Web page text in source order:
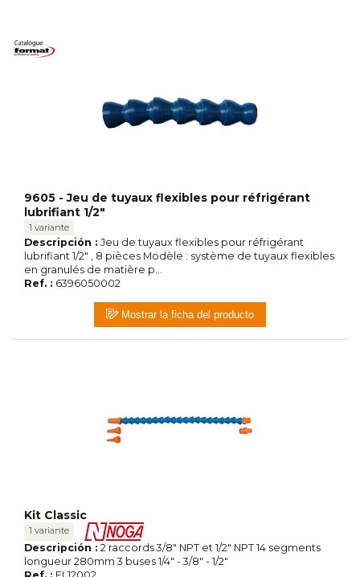
9605 - Jeu de tuyaux flexibles pour réfrigérant
lubrifiant 1/2"
1 variante
Descripción : Jeu de tuyaux flexibles pour réfrigérant
lubrifiant 1/2" , 8 pièces Modèle : système de tuyaux flexibles
en granulés de matière p...
Ref. : 6396050002
Mostrar la ficha del producto
Kit Classic
1 variante
Descripción : 2 raccords 3/8" NPT et 1/2" NPT 14 segments
longueur 280mm 3 buses 1/4" - 3/8" - 1/2"